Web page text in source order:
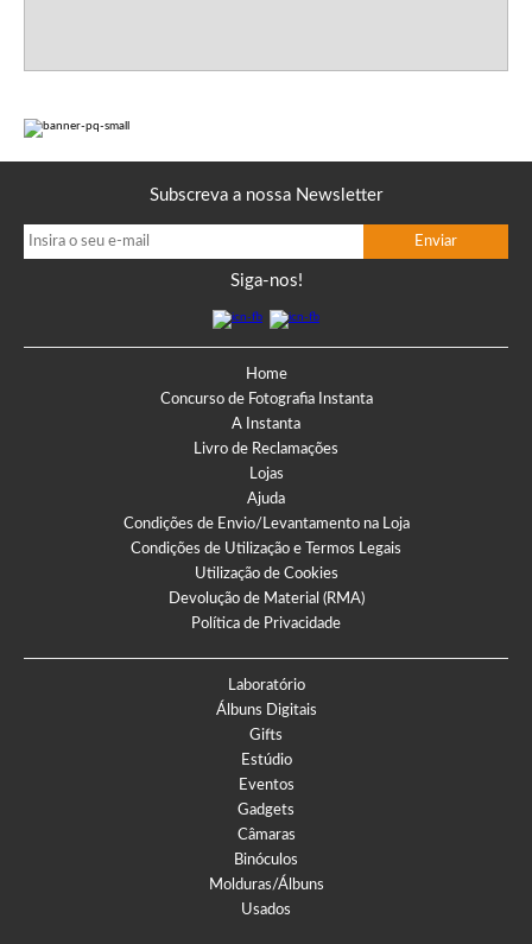
Subscreva a nossa Newsletter
Siga-nos!
Home
Concurso de Fotografia Instanta
A Instanta
Livro de Reclamações
Lojas
Ajuda
Condições de Envio/Levantamento na Loja
Condições de Utilização e Termos Legais
Utilização de Cookies
Devolução de Material (RMA)
Política de Privacidade
Laboratório
Álbuns Digitais
Gifts
Estúdio
Eventos
Gadgets
Câmaras
Binóculos
Molduras/Álbuns
Usados